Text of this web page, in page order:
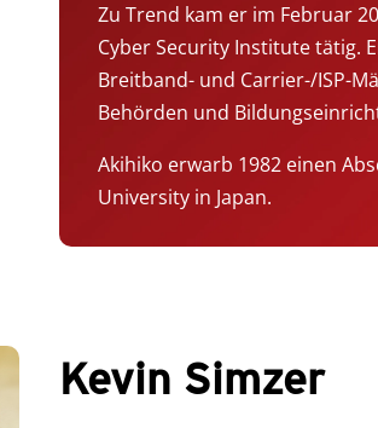
Zu Trend kam er im Februar
Cyber Security Institute tätig.
Breitband- und Carrier-/ISP-
Behörden und
Akihiko erwarb 1982 einen
University in Japan.
Kevin Simzer